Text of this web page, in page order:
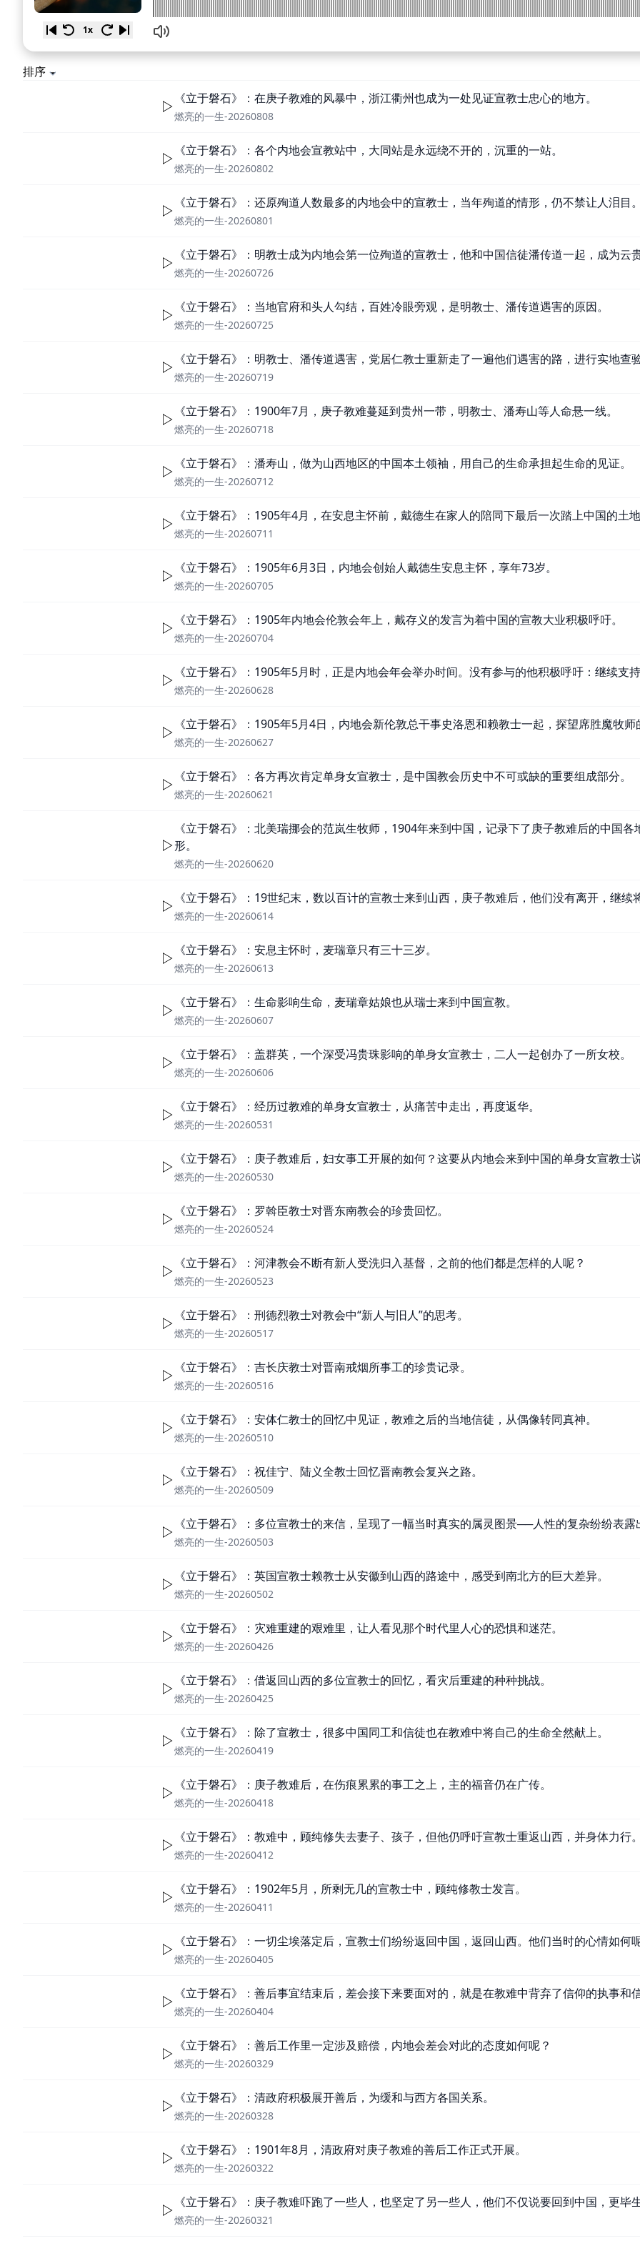
1x
排序
《立于磐石》：在庚子教难的风暴中，浙江衢州也成为一处见证宣教士忠心的地方。
燃亮的一生-20260808
《立于磐石》：各个内地会宣教站中，大同站是永远绕不开的，沉重的一站。
燃亮的一生-20260802
《立于磐石》：还原殉道人数最多的内地会中的宣教士，当年殉道的情形，仍不禁让人泪目
燃亮的一生-20260801
《立于磐石》：明教士成为内地会第一位殉道的宣教士，他和中国信徒潘传道一起，成为云
燃亮的一生-20260726
《立于磐石》：当地官府和头人勾结，百姓冷眼旁观，是明教士、潘传道遇害的原因。
燃亮的一生-20260725
《立于磐石》：明教士、潘传道遇害，党居仁教士重新走了一遍他们遇害的路，进行实地查
燃亮的一生-20260719
《立于磐石》：1900年7月，庚子教难蔓延到贵州一带，明教士、潘寿山等人命悬一线。
燃亮的一生-20260718
《立于磐石》：潘寿山，做为山西地区的中国本土领袖，用自己的生命承担起生命的见证。
燃亮的一生-20260712
《立于磐石》：1905年4月，在安息主怀前，戴德生在家人的陪同下最后一次踏上中国的土
燃亮的一生-20260711
《立于磐石》：1905年6月3日，内地会创始人戴德生安息主怀，享年73岁。
燃亮的一生-20260705
《立于磐石》：1905年内地会伦敦会年上，戴存义的发言为着中国的宣教大业积极呼吁。
燃亮的一生-20260704
《立于磐石》：1905年5月时，正是内地会年会举办时间。没有参与的他积极呼吁：继续支
燃亮的一生-20260628
《立于磐石》：1905年5月4日，内地会新伦敦总干事史洛恩和赖教士一起，探望席胜魔牧师
燃亮的一生-20260627
《立于磐石》：各方再次肯定单身女宣教士，是中国教会历史中不可或缺的重要组成部分。
燃亮的一生-20260621
《立于磐石》：北美瑞挪会的范岚生牧师，1904年来到中国，记录下了庚子教难后的中国
形。
燃亮的一生-20260620
《立于磐石》：19世纪末，数以百计的宣教士来到山西，庚子教难后，他们没有离开，继
燃亮的一生-20260614
《立于磐石》：安息主怀时，麦瑞章只有三十三岁。
燃亮的一生-20260613
《立于磐石》：生命影响生命，麦瑞章姑娘也从瑞士来到中国宣教。
燃亮的一生-20260607
《立于磐石》：盖群英，一个深受冯贵珠影响的单身女宣教士，二人一起创办了一所女校。
燃亮的一生-20260606
《立于磐石》：经历过教难的单身女宣教士，从痛苦中走出，再度返华。
燃亮的一生-20260531
《立于磐石》：庚子教难后，妇女事工开展的如何？这要从内地会来到中国的单身女宣教士
燃亮的一生-20260530
《立于磐石》：罗斡臣教士对晋东南教会的珍贵回忆。
燃亮的一生-20260524
《立于磐石》：河津教会不断有新人受洗归入基督，之前的他们都是怎样的人呢？
燃亮的一生-20260523
《立于磐石》：刑德烈教士对教会中“新人与旧人”的思考。
燃亮的一生-20260517
《立于磐石》：吉长庆教士对晋南戒烟所事工的珍贵记录。
燃亮的一生-20260516
《立于磐石》：安体仁教士的回忆中见证，教难之后的当地信徒，从偶像转同真神。
燃亮的一生-20260510
《立于磐石》：祝佳宁、陆义全教士回忆晋南教会复兴之路。
燃亮的一生-20260509
《立于磐石》：多位宣教士的来信，呈现了一幅当时真实的属灵图景──人性的复杂纷纷表露
燃亮的一生-20260503
《立于磐石》：英国宣教士赖教士从安徽到山西的路途中，感受到南北方的巨大差异。
燃亮的一生-20260502
《立于磐石》：灾难重建的艰难里，让人看见那个时代里人心的恐惧和迷茫。
燃亮的一生-20260426
《立于磐石》：借返回山西的多位宣教士的回忆，看灾后重建的种种挑战。
燃亮的一生-20260425
《立于磐石》：除了宣教士，很多中国同工和信徒也在教难中将自己的生命全然献上。
燃亮的一生-20260419
《立于磐石》：庚子教难后，在伤痕累累的事工之上，主的福音仍在广传。
燃亮的一生-20260418
《立于磐石》：教难中，顾纯修失去妻子、孩子，但他仍呼吁宣教士重返山西，并身体力行
燃亮的一生-20260412
《立于磐石》：1902年5月，所剩无几的宣教士中，顾纯修教士发言。
燃亮的一生-20260411
《立于磐石》：一切尘埃落定后，宣教士们纷纷返回中国，返回山西。他们当时的心情如何
燃亮的一生-20260405
《立于磐石》：善后事宜结束后，差会接下来要面对的，就是在教难中背弃了信仰的执事和
燃亮的一生-20260404
《立于磐石》：善后工作里一定涉及赔偿，内地会差会对此的态度如何呢？
燃亮的一生-20260329
《立于磐石》：清政府积极展开善后，为缓和与西方各国关系。
燃亮的一生-20260328
《立于磐石》：1901年8月，清政府对庚子教难的善后工作正式开展。
燃亮的一生-20260322
《立于磐石》：庚子教难吓跑了一些人，也坚定了另一些人，他们不仅说要回到中国，更毕
燃亮的一生-20260321